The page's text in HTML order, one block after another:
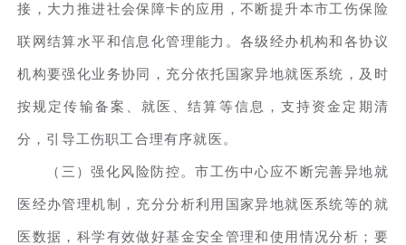
接，大力推进社会保障卡的应用，不断提升本市工伤保险
联网结算水平和信息化管理能力。各级经办机构和各协议
机构要强化业务协同，充分依托国家异地就医系统，及时
按规定传输备案、就医、结算等信息，支持资金定期清
分，引导工伤职工合理有序就医。
（三）强化风险防控。市工伤中心应不断完善异地就
医经办管理机制，充分分析利用国家异地就医系统等的就
医数据，科学有效做好基金安全管理和使用情况分析；要